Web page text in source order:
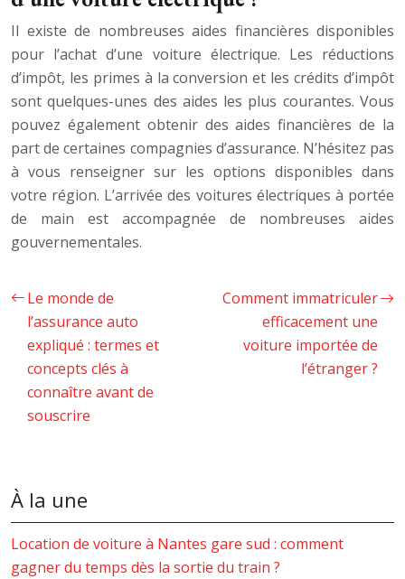
Il existe de nombreuses aides financières disponibles
pour l’achat d’une voiture électrique. Les réductions
d’impôt, les primes à la conversion et les crédits d’impôt
sont quelques-unes des aides les plus courantes. Vous
pouvez également obtenir des aides financières de la
part de certaines compagnies d’assurance. N’hésitez pas
à vous renseigner sur les options disponibles dans
votre région. L’arrivée des voitures électriques à portée
de main est accompagnée de nombreuses aides
gouvernementales.
Le monde de
l’assurance auto
expliqué : termes et
concepts clés à
connaître avant de
souscrire
Comment immatriculer
efficacement une
voiture importée de
l’étranger ?
À la une
Location de voiture à Nantes gare sud : comment
gagner du temps dès la sortie du train ?